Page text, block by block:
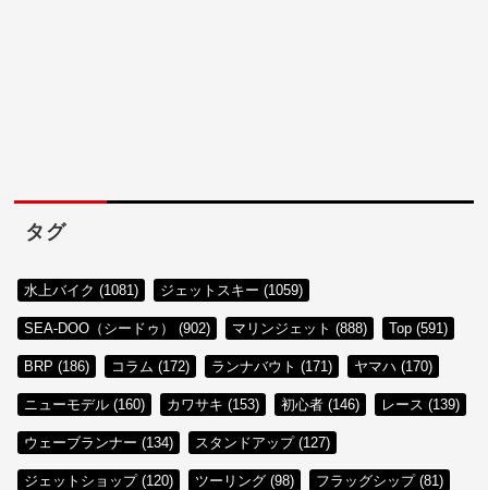
タグ
水上バイク (1081) ジェットスキー (1059)
SEA-DOO（シードゥ） (902) マリンジェット (888) Top (591)
BRP (186) コラム (172) ランナバウト (171) ヤマハ (170)
ニューモデル (160) カワサキ (153) 初心者 (146) レース (139)
ウェーブランナー (134) スタンドアップ (127)
ジェットショップ (120) ツーリング (98) フラッグシップ (81)